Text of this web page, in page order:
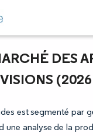
DES
est segmenté
une analyse de la